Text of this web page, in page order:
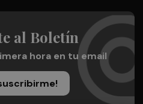
al Boletín
hora en tu email